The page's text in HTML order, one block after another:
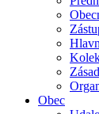
Obec